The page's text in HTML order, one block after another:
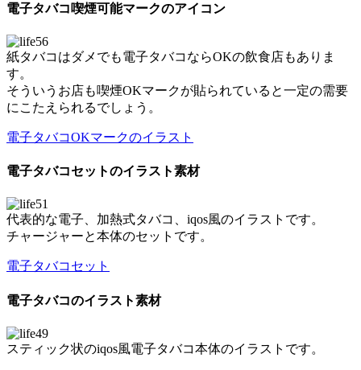
電子タバコ喫煙可能マークのアイコン
紙タバコはダメでも電子タバコならOKの飲食店もありま
す。
そういうお店も喫煙OKマークが貼られていると一定の需要
にこたえられるでしょう。
電子タバコOKマークのイラスト
電子タバコセットのイラスト素材
代表的な電子、加熱式タバコ、iqos風のイラストです。
チャージャーと本体のセットです。
電子タバコセット
電子タバコのイラスト素材
スティック状のiqos風電子タバコ本体のイラストです。